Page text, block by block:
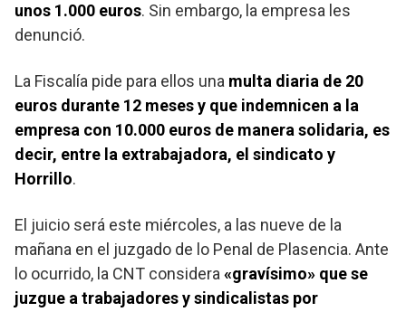
unos 1.000 euros. Sin embargo, la empresa les
denunció.
La Fiscalía pide para ellos una multa diaria de 20
euros durante 12 meses y que indemnicen a la
empresa con 10.000 euros de manera solidaria, es
decir, entre la extrabajadora, el sindicato y
Horrillo.
El juicio será este miércoles, a las nueve de la
mañana en el juzgado de lo Penal de Plasencia. Ante
lo ocurrido, la CNT considera«gravísimo» que se
juzgue a trabajadores y sindicalistas por